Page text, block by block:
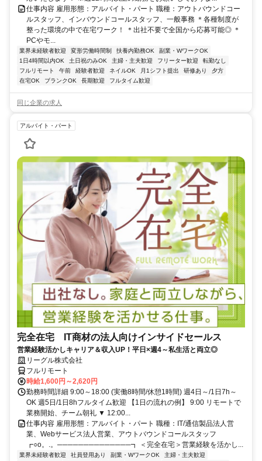
仕事内容 雇用形態：アルバイト・パート 職種：アウトバウンドコー
ルスタッフ、インバウンドコールスタッフ、一般事務 ＊各種制度が
整った環境の中で在宅ワーク！ ＊出社不要で全国から応募可能◎ ＊
PCやモ...
業界未経験者歓迎 変形労働時間制 扶養内勤務OK
副業・WワークOK
1日4時間以内OK
土日祝のみOK 主婦・主夫歓迎 フリーター歓迎
転勤なし
フルリモート
午前 経験者歓迎 ネイルOK 月1シフト提出 研修あり
夕方
在宅OK
ブランクOK 長期歓迎 フルタイム歓迎
同じ企業の求人
アルバイト・パート
完全在宅 IT商材の法人向けインサイドセールス
営業経験活かしキャリア＆収入UP！平日×週4～私生活と両立◎
リーグル株式会社
フルリモート
時給1,600円～2,620円
勤務時間詳細 9:00～18:00 (実働8時間/休憩1時間) 週4日～/1日7h～
OK 週5日/1日8hフルタイム歓迎 【1日の流れの例】 9:00 リモートで
業務開始、チーム朝礼 ▼ 12:00...
仕事内容 雇用形態：アルバイト・パート 職種：IT/通信製品法人営
業、Webサービス法人営業、アウトバウンドコールスタッフ
┏○o。.。──────────────┓ ＜完全在宅＞営業経験を活かし...
業界未経験者歓迎 社員登用あり 副業・WワークOK
主婦・主夫歓迎